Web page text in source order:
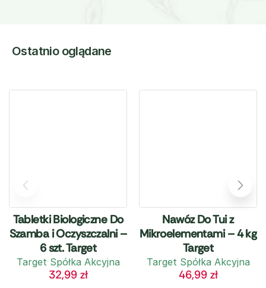
Ostatnio oglądane
Tabletki Biologiczne Do
Szamba i Oczyszczalni –
6 szt. Target
Target Spółka Akcyjna
32,99 zł
Nawóz Do Tui z
Mikroelementami – 4 kg
Target
Target Spółka Akcyjna
46,99 zł